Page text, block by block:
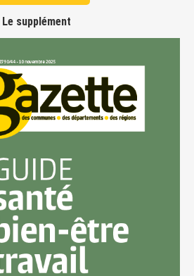
Le supplément